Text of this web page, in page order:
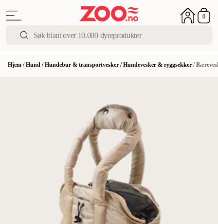
0
Hjem /Hund /Hundebur & transportvesker /Hundevesker & ryggsekker /